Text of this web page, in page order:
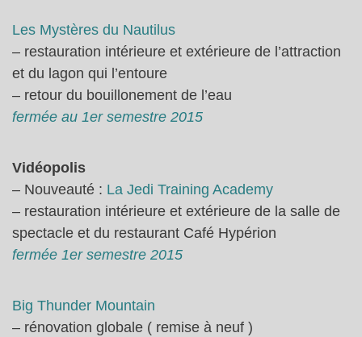
Les Mystères du Nautilus
– restauration intérieure et extérieure de l’attraction
et du lagon qui l’entoure
– retour du bouillonement de l’eau
fermée au 1er semestre 2015
Vidéopolis
– Nouveauté : La Jedi Training Academy
– restauration intérieure et extérieure de la salle de
spectacle et du restaurant Café Hypérion
fermée 1er semestre 2015
Big Thunder Mountain
– rénovation globale ( remise à neuf )